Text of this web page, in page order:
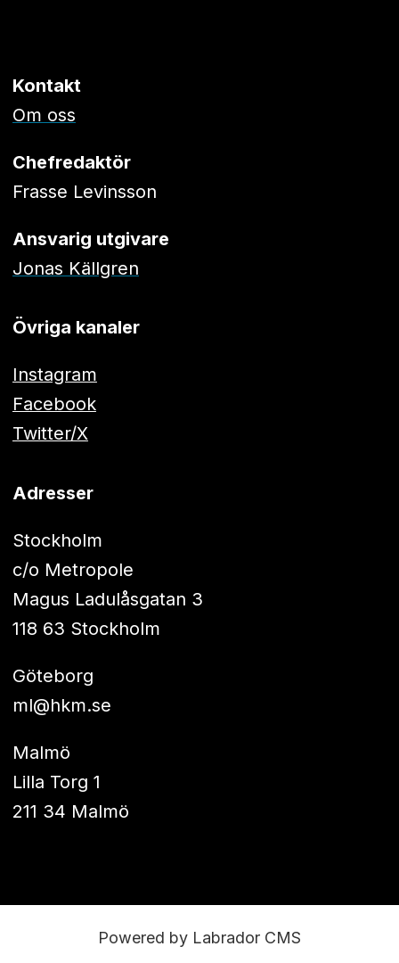
Kontakt
Om oss
Chefredaktör
Frasse Levinsson
Ansvarig utgivare
Jonas Källgren
Övriga kanaler
Instagram
Facebook
Twitter/X
Adresser
Stockholm
c/o Metropole
Magus Ladulåsgatan 3
118 63 Stockholm
Göteborg
ml@hkm.se
Malmö
Lilla Torg 1
211 34 Malmö
Powered by Labrador CMS